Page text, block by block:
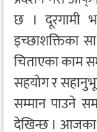
छ । दूरगामी
इच्छाशक्तिका
चिताएका काम
सहयोग र
सम्मान पाउने
देखिन्छ । आजका